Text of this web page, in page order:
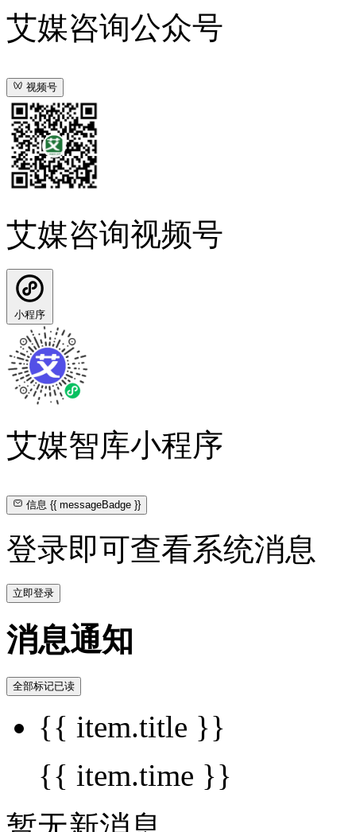
艾媒咨询公众号
视频号
艾媒咨询视频号
小程序
艾媒智库小程序
信息{{ messageBadge }}
登录即可查看系统消息
立即登录
消息通知
全部标记已读
{{ item.title }}
{{ item.time }}